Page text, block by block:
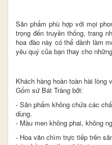
Sản phẩm phù hợp với mọi
trọng đến truyền thống, trang
hoa đào này có thể dành làm
yêu quý của bạn thay cho
Khách hàng hoàn toàn hài
Gốm sứ Bát Tràng bởi:
- Sản phẩm không chứa các
dùng.
- Màu men không phai, không
- Hoa văn chìm trực tiếp trên